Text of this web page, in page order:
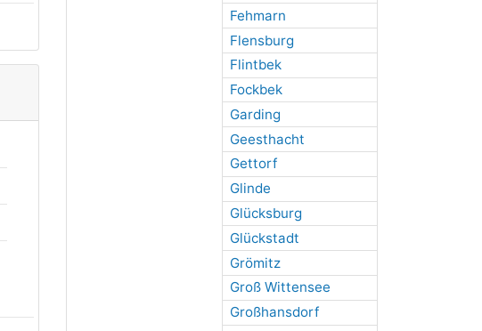
Fehmarn
Flensburg
Flintbek
Fockbek
Garding
Geesthacht
Gettorf
Glinde
Glücksburg
Glückstadt
Grömitz
Groß Wittensee
Großhansdorf